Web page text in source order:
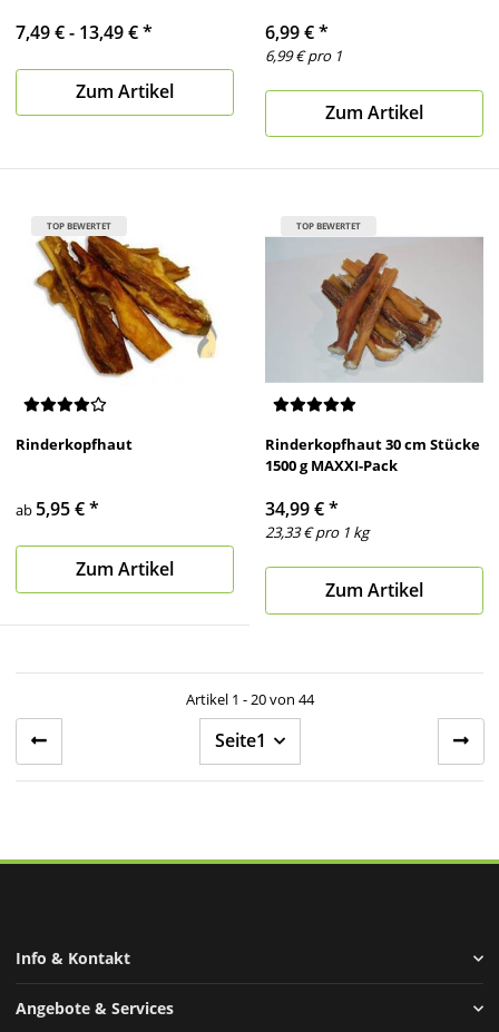
7,49 € - 13,49 €*
Zum Artikel
6,99 €*
6,99 € pro 1
Zum Artikel
TOP BEWERTET
Rinderkopfhaut
ab 5,95 €*
Zum Artikel
TOP BEWERTET
Rinderkopfhaut 30 cm Stücke
1500 g MAXXI-Pack
34,99 €*
23,33 € pro 1 kg
Zum Artikel
Artikel 1 - 20 von 44
Seite1
Info & Kontakt
Angebote & Services